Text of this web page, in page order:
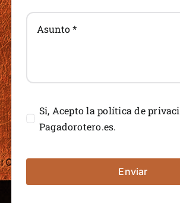
Si, Acepto la política de
Pagadorotero.es.
Enviar